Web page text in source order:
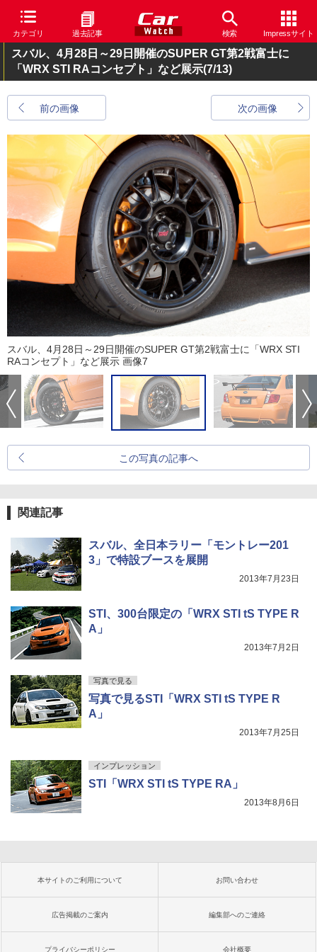
カテゴリ 過去記事 検索 Impressサイト
スバル、4月28日～29日開催のSUPER GT第2戦富士に
「WRX STI RAコンセプト」など展示(7/13)
前の画像 次の画像
スバル、4月28日～29日開催のSUPER GT第2戦富士に「WRX STI
RAコンセプト」など展示 画像7
この写真の記事へ
関連記事
スバル、全日本ラリー「モントレー201
3」で特設ブースを展開
2013年7月23日
STI、300台限定の「WRX STI tS TYPE R
A」
2013年7月2日
写真で見る
写真で見るSTI「WRX STI tS TYPE R
A」
2013年7月25日
インプレッション
STI「WRX STI tS TYPE RA」
2013年8月6日
本サイトのご利用について お問い合わせ
広告掲載のご案内 編集部へのご連絡
プライバシーポリシー 会社概要